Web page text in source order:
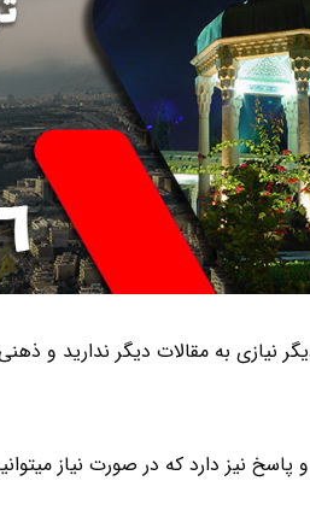
نیازی به مقالات دیگر ندارید
نیز دارد که در صورت نیاز